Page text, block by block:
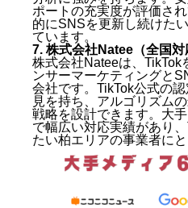
ポートの充実度が評価さ
的にSNSを更新し続けた
ています。
7. 株式会社Natee（全国対
株式会社Nateeは、TikTok
ンサーマーケティングと
会社です。TikTok公式の
見を持ち、アルゴリズム
戦略を設計できます。大
で幅広い対応実績があり
たい柏エリアの事業者に
柏のSNS運用代行会社おす
1. 株式会社キングプロテ
2. 株式会社シロク（東京
3. 株式会社ライズ（千葉
4. 株式会社フォリウム（
5. 株式会社デジタルステ
6. 株式会社モバイルファ
対応）
7. 株式会社Natee（全国
柏のSNS運用代行の費用相場
月額費用の目安